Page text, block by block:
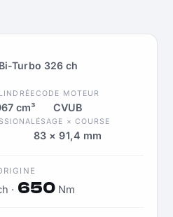
Turbo 326 ch
cm³
CODE MOTEUR
CVUB
ALÉSAGE × COURSE
83 × 91,4 mm
· 650Nm